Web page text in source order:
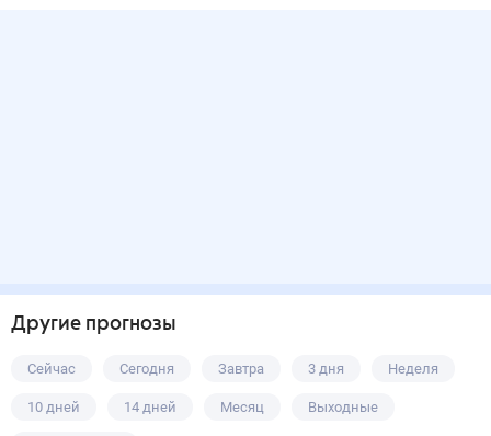
Другие прогнозы
Сейчас Сегодня Завтра 3 дня Неделя
10 дней 14 дней Месяц Выходные